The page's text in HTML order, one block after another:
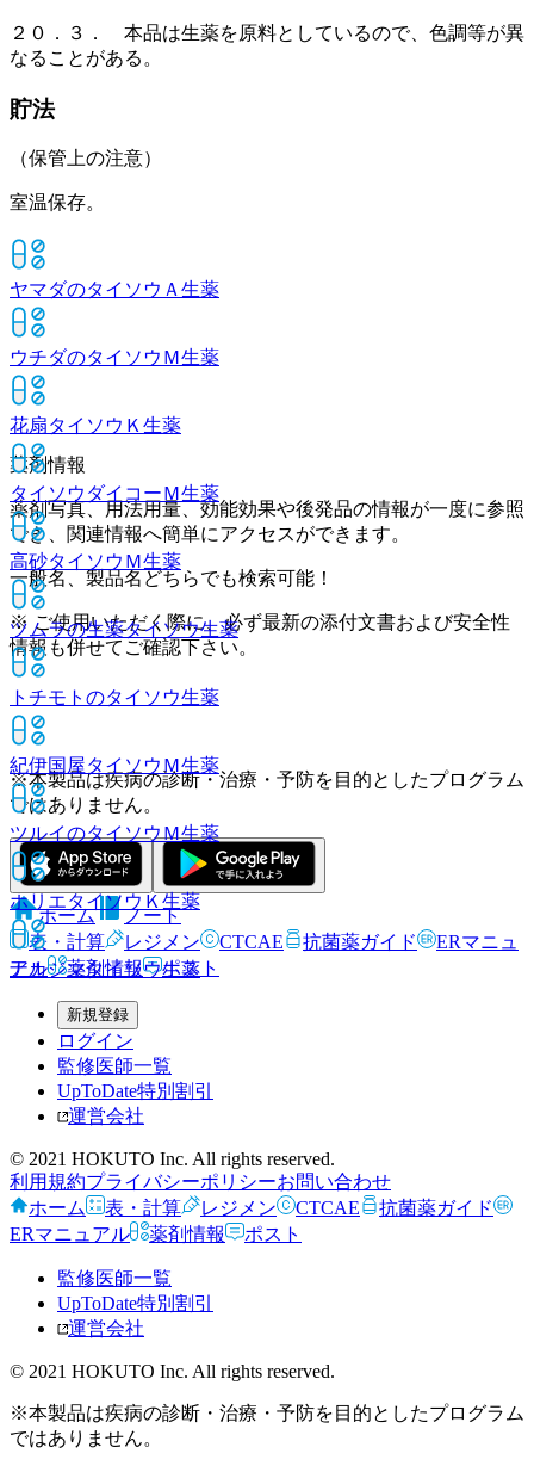
２０．３． 本品は生薬を原料としているので、色調等が異
なることがある。
貯法
（保管上の注意）
室温保存。
ヤマダのタイソウＡ 生薬
ウチダのタイソウＭ生薬
花扇タイソウＫ 生薬
タイソウダイコーＭ生薬
高砂タイソウＭ生薬
ツムラの生薬タイソウ生薬
トチモトのタイソウ生薬
紀伊国屋タイソウＭ生薬
ツルイのタイソウＭ生薬
ホリエタイソウＫ 生薬
ナカジマタイソウ生薬
薬剤情報
薬剤写真、用法用量、効能効果や後発品の情報が一度に参照
でき、関連情報へ簡単にアクセスができます。
一般名、製品名どちらでも検索可能！
※ ご使用いただく際に、必ず最新の添付文書および安全性
情報も併せてご確認下さい。
※本製品は疾病の診断・治療・予防を目的としたプログラム
ではありません。
ホーム
ノート
表・計算
レジメン CTCAE 抗菌薬ガイド
ERマニュ
アル
薬剤情報 ポスト
新規登録
ログイン
監修医師一覧
UpToDate特別割引
運営会社
© 2021 HOKUTO Inc. All rights reserved.
利用規約プライバシーポリシーお問い合わせ
ホーム
表・計算 レジメン CTCAE
抗菌薬ガイド
ERマニュアル
薬剤情報 ポスト
監修医師一覧
UpToDate特別割引
運営会社
© 2021 HOKUTO Inc. All rights reserved.
※本製品は疾病の診断・治療・予防を目的としたプログラム
ではありません。